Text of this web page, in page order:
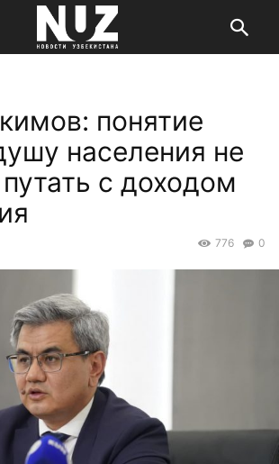
понятие
населения не
с доходом
0
776